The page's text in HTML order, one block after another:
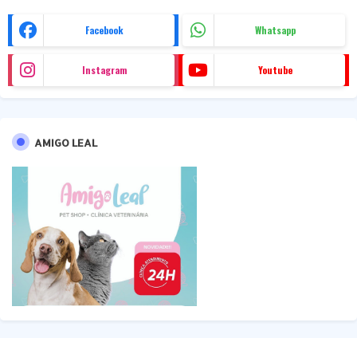
Facebook Whatsapp
Instagram Youtube
AMIGO LEAL